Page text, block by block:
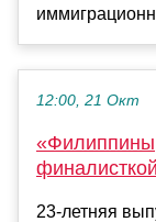
12:00, 21 Окт
23-летняя